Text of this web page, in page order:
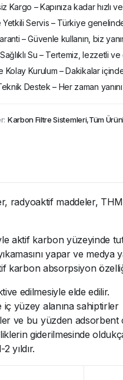
Kargo – Kapınıza kadar hızlı
Yetkili Servis – Türkiye
– Güvenle kullanın, biz
Su – Tertemiz, lezzetli
Kolay Kurulum – Dakikalar
Destek – Her zaman
Karbon Filtre Sistemleri,Tüm
radyoaktif maddeler,
aktif karbon yüzeyinde
yapar ve medya
karbon absorpsiyon
edilmesiyle elde edilir.
yüzey alanına sahiptirler
ve bu yüzden adsorbent
giderilmesinde
yıldır.